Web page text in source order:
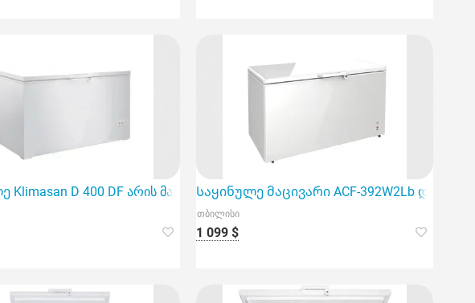
თქვენს სახლში
Klimasan D 400 DF არის მაღალი ხარისხის საყოფაცხოვრებო ტექნიკა
Საყინულე მაცივარი ACF-392W2Lb დიდი
თბილისი
1 099 $